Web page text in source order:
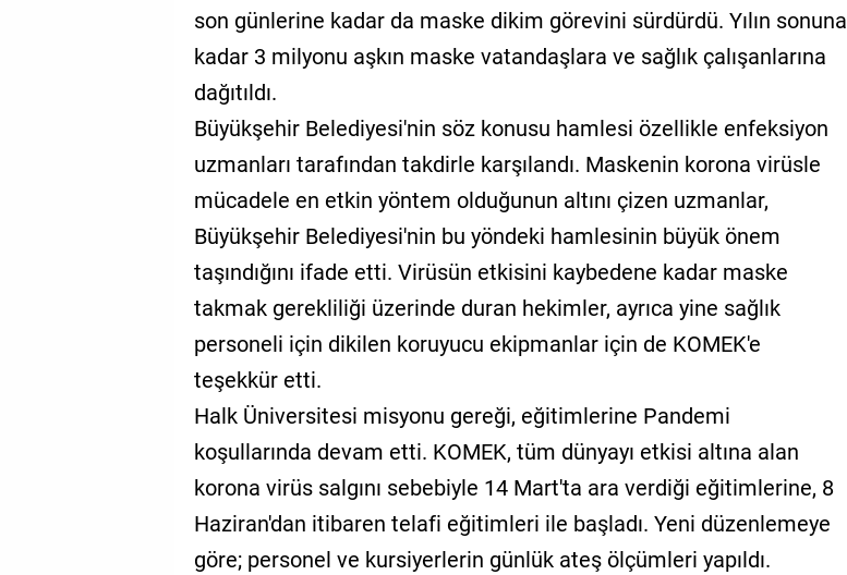
son günlerine kadar da maske dikim görevini sürdürdü. Yılın sonuna
kadar 3 milyonu aşkın maske vatandaşlara ve sağlık çalışanlarına
dağıtıldı.
Büyükşehir Belediyesi'nin söz konusu hamlesi özellikle enfeksiyon
uzmanları tarafından takdirle karşılandı. Maskenin korona virüsle
mücadele en etkin yöntem olduğunun altını çizen uzmanlar,
Büyükşehir Belediyesi'nin bu yöndeki hamlesinin büyük önem
taşındığını ifade etti. Virüsün etkisini kaybedene kadar maske
takmak gerekliliği üzerinde duran hekimler, ayrıca yine sağlık
personeli için dikilen koruyucu ekipmanlar için de KOMEK'e
teşekkür etti.
Halk Üniversitesi misyonu gereği, eğitimlerine Pandemi
koşullarında devam etti. KOMEK, tüm dünyayı etkisi altına alan
korona virüs salgını sebebiyle 14 Mart'ta ara verdiği eğitimlerine, 8
Haziran'dan itibaren telafi eğitimleri ile başladı. Yeni düzenlemeye
göre; personel ve kursiyerlerin günlük ateş ölçümleri yapıldı.